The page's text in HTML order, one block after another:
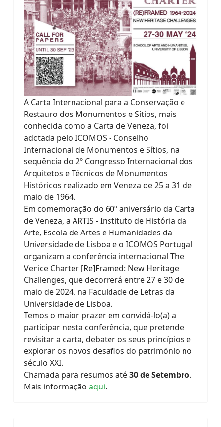
A Carta Internacional para a Conservação e
Restauro dos Monumentos e Sítios, mais
conhecida como a Carta de Veneza, foi
adotada pelo ICOMOS - Conselho
Internacional de Monumentos e Sítios, na
sequência do 2º Congresso Internacional dos
Arquitetos e Técnicos de Monumentos
Históricos realizado em Veneza de 25 a 31 de
maio de 1964.
Em comemoração do 60º aniversário da Carta
de Veneza, a ARTIS - Instituto de História da
Arte, Escola de Artes e Humanidades da
Universidade de Lisboa e o ICOMOS Portugal
organizam a conferência internacional The
Venice Charter [Re]Framed: New Heritage
Challenges, que decorrerá entre 27 e 30 de
maio de 2024, na Faculdade de Letras da
Universidade de Lisboa.
Temos o maior prazer em convidá-lo(a) a
participar nesta conferência, que pretende
revisitar a carta, debater os seus princípios e
explorar os novos desafios do património no
século XXI.
Chamada para resumos até30 de Setembro.
Mais informação aqui.